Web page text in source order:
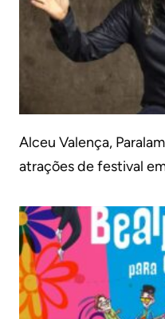
Alceu Valença,
atrações de festival